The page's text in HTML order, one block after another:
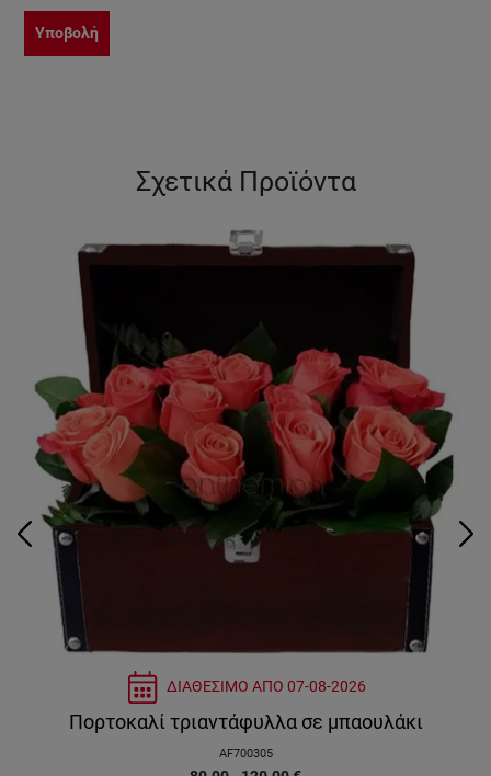
Υποβολή
Σχετικά Προϊόντα
ΔΙΑΘΕΣΙΜΟ ΑΠΟ 07-08-2026
Πορτοκαλί τριαντάφυλλα σε μπαουλάκι
AF700305